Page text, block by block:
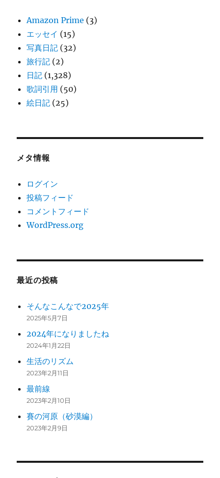
Amazon Prime (3)
エッセイ (15)
写真日記 (32)
旅行記 (2)
日記 (1,328)
歌詞引用 (50)
絵日記 (25)
メタ情報
ログイン
投稿フィード
コメントフィード
WordPress.org
最近の投稿
そんなこんなで2025年
2025年5月7日
2024年になりましたね
2024年1月22日
生活のリズム
2023年2月11日
最前線
2023年2月10日
賽の河原（砂漠編）
2023年2月9日